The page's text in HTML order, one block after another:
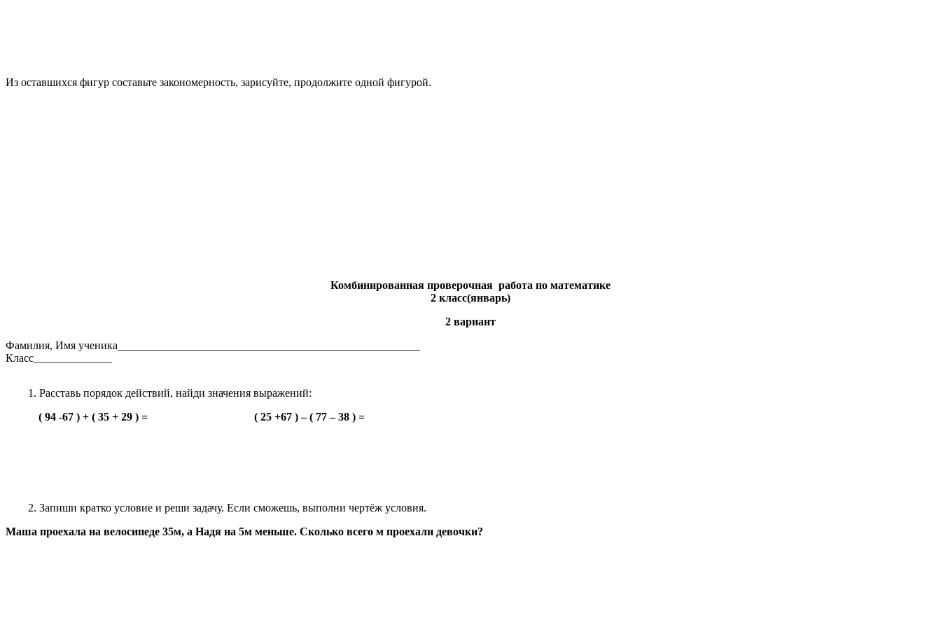
Из оставшихся фигур составьте закономерность, зарисуйте, продолжите одной фигурой.
Комбинированная проверочная работа по математике
2 класс(январь)
2 вариант
Фамилия, Имя ученика______________________________________________________
Класс______________
Расставь порядок действий, найди значения выражений:
( 94 -67 ) + ( 35 + 29 ) = ( 25 +67 ) – ( 77 – 38 ) =
Запиши кратко условие и реши задачу. Если сможешь, выполни чертёж условия.
Маша проехала на велосипеде 35м, а Надя на 5м меньше. Сколько всего м проехали девочки?